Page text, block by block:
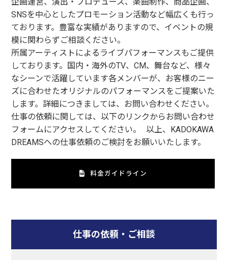
SNSを中心としたプロモーション活動など幅広くも行っ
ております。豊富な実績がありますので、イベントの規
模に関わらずご相談ください。
所属アーティストによるライブパフォーマンスもご提供
しております。国内・海外のTV、CM、舞台など、様々
なシーンで活躍しています各メンバーが、お客様のニー
ズに合わせたオリジナルのパフォーマンスをご提案いた
します。詳細につきましては、お問い合わせください。
仕事の依頼に関しては、以下のリンクからお問い合わせ
フォームにアクセスしてください。 以上、KADOKAWA
DREAMSへの仕事依頼のご検討をお願いいたします。
料金ガイドライン
仕事の依頼・ご相談